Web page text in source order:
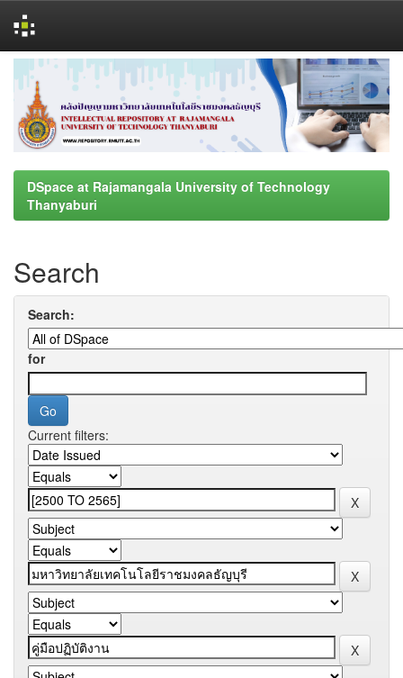
navigation
DSpace at Rajamangala University of Technology
Thanyaburi
Search
Search:
for
Current filters: